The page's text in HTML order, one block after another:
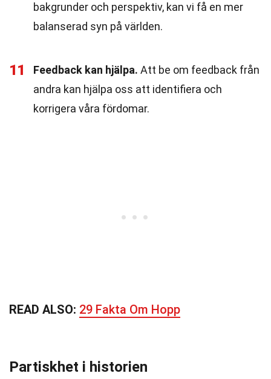
bakgrunder och perspektiv, kan vi få en mer
balanserad syn på världen.
11 Feedback kan hjälpa. Att be om feedback från
andra kan hjälpa oss att identifiera och
korrigera våra fördomar.
READ ALSO: 29 Fakta Om Hopp
Partiskhet i historien